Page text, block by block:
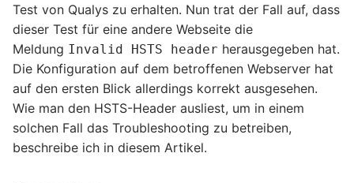
Test von Qualys zu erhalten. Nun trat der Fall auf, dass
dieser Test für eine andere Webseite die
Meldung Invalid HSTS header herausgegeben hat.
Die Konfiguration auf dem betroffenen Webserver hat
auf den ersten Blick allerdings korrekt ausgesehen.
Wie man den HSTS-Header ausliest, um in einem
solchen Fall das Troubleshooting zu betreiben,
beschreibe ich in diesem Artikel.